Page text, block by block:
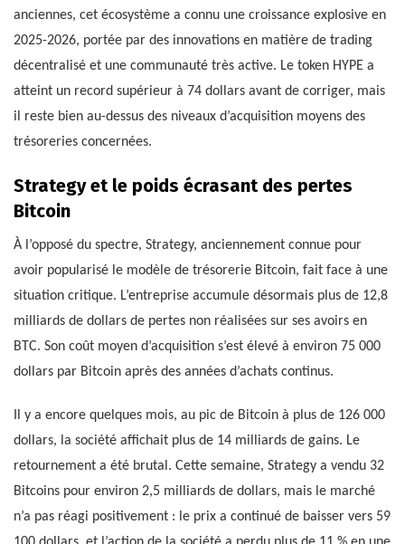
anciennes, cet écosystème a connu une croissance explosive en
2025-2026, portée par des innovations en matière de trading
décentralisé et une communauté très active. Le token HYPE a
atteint un record supérieur à 74 dollars avant de corriger, mais
il reste bien au-dessus des niveaux d’acquisition moyens des
trésoreries concernées.
Strategy et le poids écrasant des pertes
Bitcoin
À l’opposé du spectre, Strategy, anciennement connue pour
avoir popularisé le modèle de trésorerie Bitcoin, fait face à une
situation critique. L’entreprise accumule désormais plus de 12,8
milliards de dollars de pertes non réalisées sur ses avoirs en
BTC. Son coût moyen d’acquisition s’est élevé à environ 75 000
dollars par Bitcoin après des années d’achats continus.
Il y a encore quelques mois, au pic de Bitcoin à plus de 126 000
dollars, la société affichait plus de 14 milliards de gains. Le
retournement a été brutal. Cette semaine, Strategy a vendu 32
Bitcoins pour environ 2,5 milliards de dollars, mais le marché
n’a pas réagi positivement : le prix a continué de baisser vers 59